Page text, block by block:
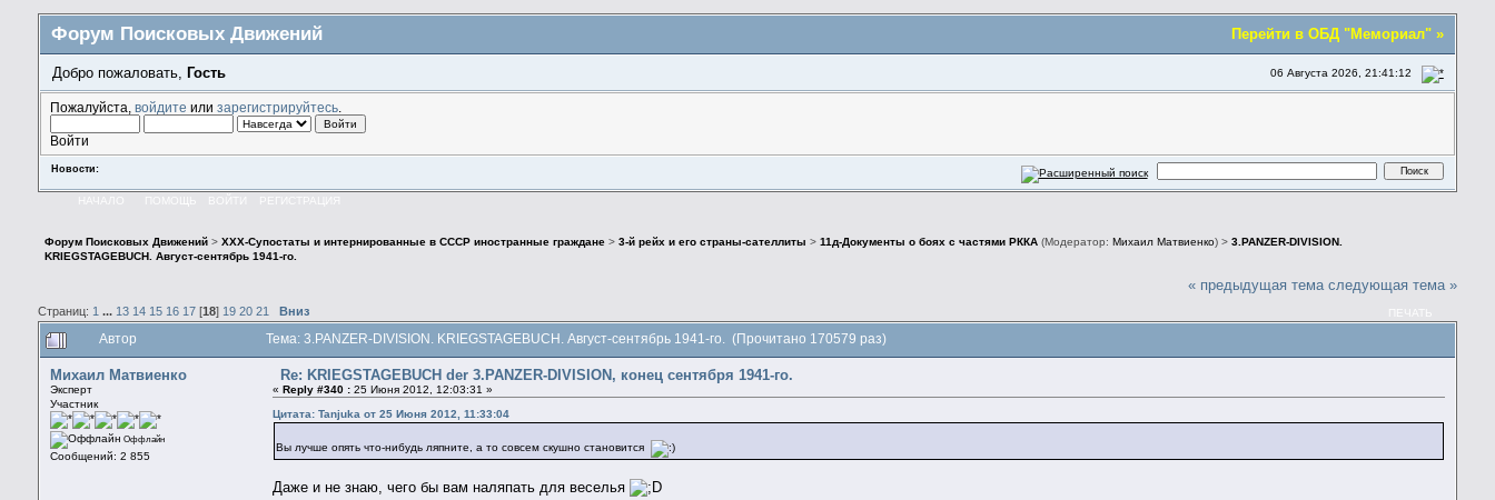
Перейти в ОБД "Мемориал" »
Форум Поисковых Движений
06 Августа 2026, 21:41:12
Добро пожаловать, Гость
Пожалуйста, войдите или зарегистрируйтесь.
Войти
Новости:
НАЧАЛО ПОМОЩЬ ВОЙТИ РЕГИСТРАЦИЯ
Форум Поисковых Движений >XXX-Супостаты и интернированные в СССР иностранные граждане >3-й рейх и его страны-сателлиты >11д-Документы о боях с частями РККА (Модератор: Михаил Матвиенко) >3.PANZER-DIVISION.
KRIEGSTAGEBUCH. Август-сентябрь 1941-го.
« предыдущая тема следующая тема »
Страниц: 1 ... 13 14 15 16 17[18] 19 20 21 Вниз ПЕЧАТЬ
Автор Тема: 3.PANZER-DIVISION. KRIEGSTAGEBUCH. Август-сентябрь 1941-го. (Прочитано 170579 раз)
Михаил Матвиенко
Эксперт
Участник
Оффлайн
Сообщений: 2 855
Re: KRIEGSTAGEBUCH der 3.PANZER-DIVISION, конец сентября 1941-го.
«Reply #340 : 25 Июня 2012, 12:03:31 »
Цитата: Tanjuka от 25 Июня 2012, 11:33:04
Вы лучше опять что-нибудь ляпните, а то совсем скушно становится
Даже и не знаю, чего бы вам наляпать для веселья